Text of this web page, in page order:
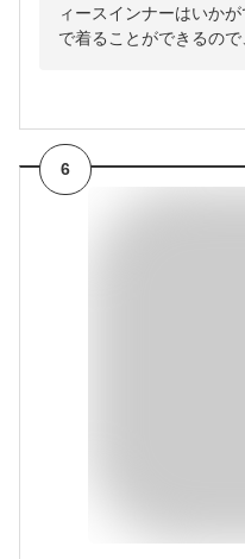
ィースインナーはいか
で着ることができるので
6